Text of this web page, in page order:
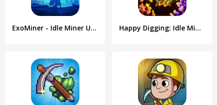
ExoMiner - Idle Miner Universe Happy Digging: Idle Miner Tyco